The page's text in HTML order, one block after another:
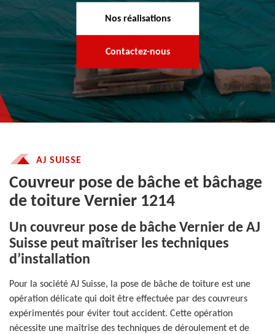
Nos réalisations
Contactez-nous
AJ SUISSE
Couvreur pose de bâche et bâchage
de toiture Vernier 1214
Un couvreur pose de bâche Vernier de AJ
Suisse peut maîtriser les techniques
d’installation
Pour la société AJ Suisse, la pose de bâche de toiture est une
opération délicate qui doit être effectuée par des couvreurs
expérimentés pour éviter tout accident. Cette opération
nécessite une maîtrise des techniques de déroulement et de